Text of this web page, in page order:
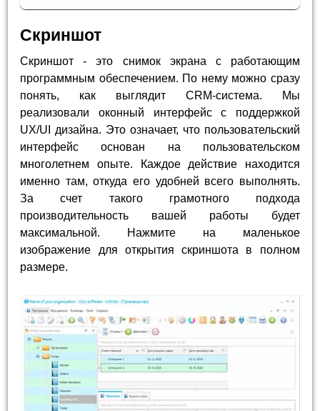
Скриншот
Скриншот - это снимок экрана с работающим
программным обеспечением. По нему можно сразу
понять, как выглядит CRM-система. Мы
реализовали оконный интерфейс с поддержкой
UX/UI дизайна. Это означает, что пользовательский
интерфейс основан на пользовательском
многолетнем опыте. Каждое действие находится
именно там, откуда его удобней всего выполнять.
За счет такого грамотного подхода
производительность вашей работы будет
максимальной. Нажмите на маленькое
изображение для открытия скриншота в полном
размере.